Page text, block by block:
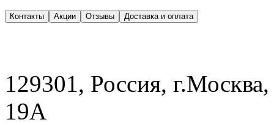
Контакты Акции Отзывы Доставка и оплата
129301, Россия,
19А